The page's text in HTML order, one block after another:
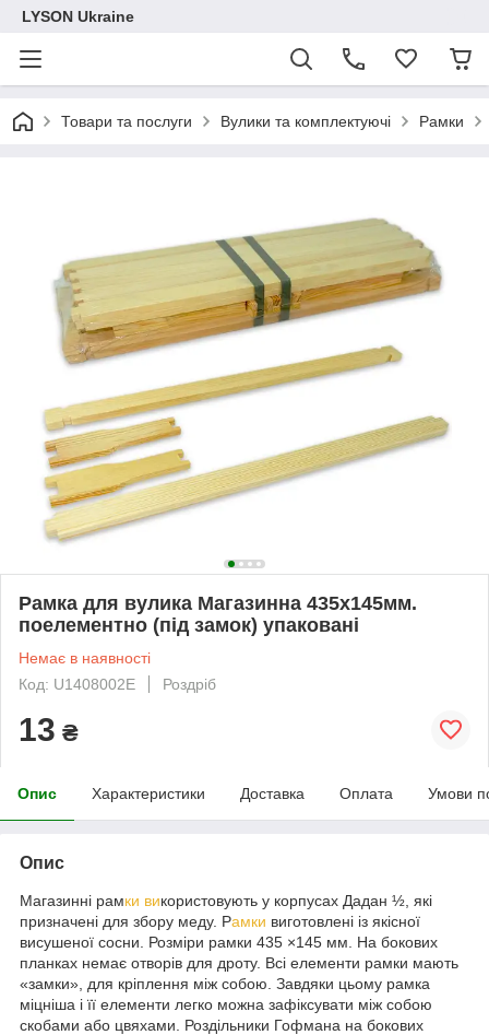
LYSON Ukraine
Товари та послуги Вулики та комплектуючі Рамки
Рамка для вулика Магазинна 435x145мм.
поелементно (під замок) упаковані
Немає в наявності
Код: U1408002E
Роздріб
13 ₴
Опис Характеристики Доставка Оплата Умови
Опис
Магазинні рамки використовують у корпусах Дадан ½, які
призначені для збору меду. Рамки виготовлені із якісної
висушеної сосни. Розміри рамки 435 ×145 мм. На бокових
планках немає отворів для дроту. Всі елементи рамки мають
«замки», для кріплення між собою. Завдяки цьому рамка
міцніша і її елементи легко можна зафіксувати між собою
скобами або цвяхами. Роздільники Гофмана на бокових